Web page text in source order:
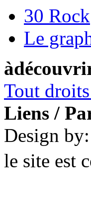
30 Rock
Le
Tout
Liens /
Design by:
le site est